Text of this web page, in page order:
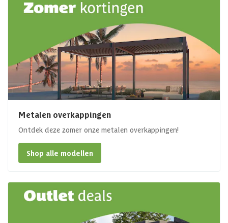
Metalen overkappingen
Ontdek deze zomer onze metalen overkappingen!
Shop alle modellen